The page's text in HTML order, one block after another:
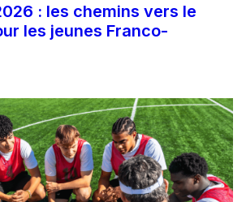
: les chemins vers le
les jeunes Franco-